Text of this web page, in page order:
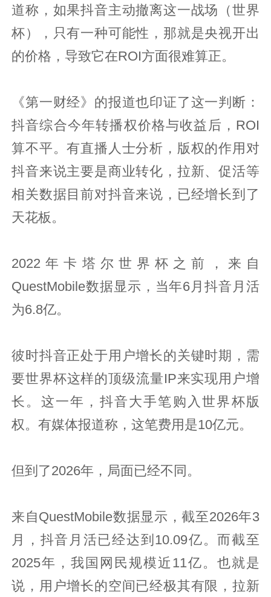
道称，如果抖音主动撤离这一战场（世界
杯），只有一种可能性，那就是央视开出
的价格，导致它在ROI方面很难算正。
《第一财经》的报道也印证了这一判断：
抖音综合今年转播权价格与收益后，ROI
算不平。有直播人士分析，版权的作用对
抖音来说主要是商业转化，拉新、促活等
相关数据目前对抖音来说，已经增长到了
天花板。
2022年卡塔尔世界杯之前，来自
QuestMobile数据显示，当年6月抖音月活
为6.8亿。
彼时抖音正处于用户增长的关键时期，需
要世界杯这样的顶级流量IP来实现用户增
长。这一年，抖音大手笔购入世界杯版
权。有媒体报道称，这笔费用是10亿元。
但到了2026年，局面已经不同。
来自QuestMobile数据显示，截至2026年3
月，抖音月活已经达到10.09亿。而截至
2025年，我国网民规模近11亿。也就是
说，用户增长的空间已经极其有限，拉新